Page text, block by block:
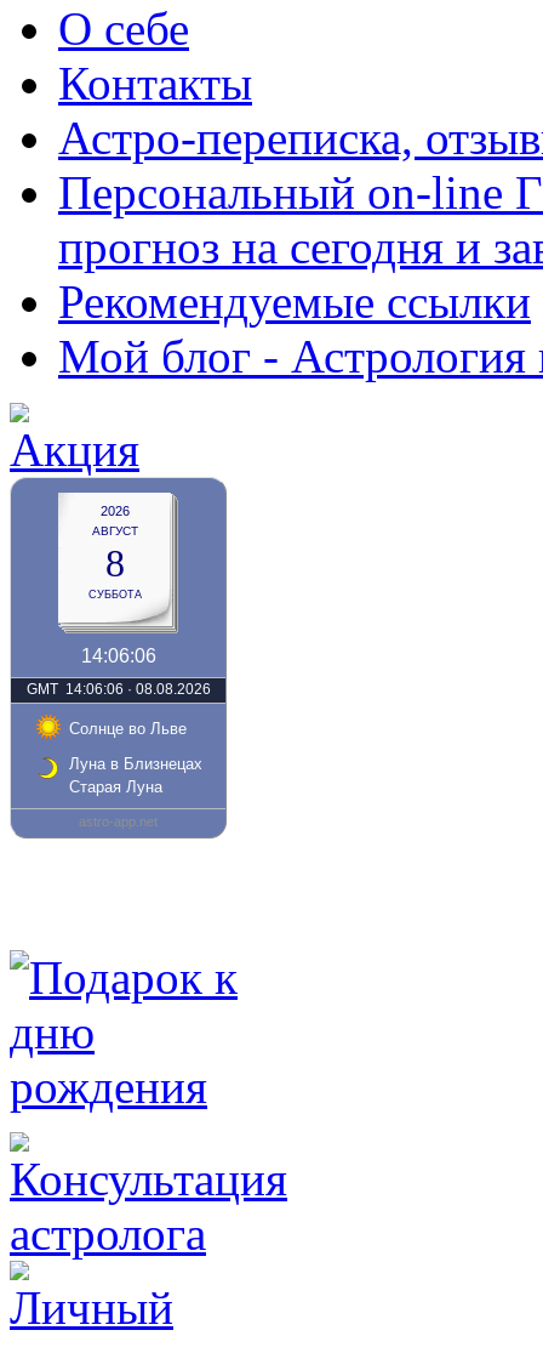
О себе
Контакты
Астро-переписка,
Персональный on-
прогноз на сегодня и
Рекомендуемые ссылки
Мой блог - Астрология